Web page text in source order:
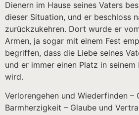
Dienern im Hause seines Vaters
dieser Situation, und er beschloss
zurückzukehren. Dort wurde er
Armen, ja sogar mit einem Fest
begriffen, dass die Liebe seines
und er immer einen Platz in seinem
wird.
Verlorengehen und Wiederfinden –
Barmherzigkeit – Glaube und